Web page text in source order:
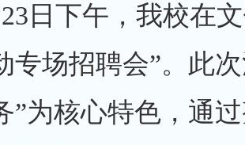
下午，我校在文
专场招聘会”。此
”为核心特色，通